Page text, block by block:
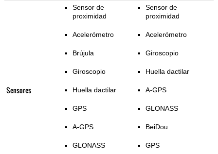
Sensores
Sensor de
proximidad
Acelerómetro
Brújula
Giroscopio
Huella dactilar
GPS
A-GPS
GLONASS
Sensor de
proximidad
Acelerómetro
Giroscopio
Huella dactilar
A-GPS
GLONASS
BeiDou
GPS